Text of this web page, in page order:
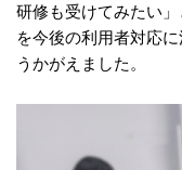
研修も受けてみたい
を今後の利用者対応
うかがえました。